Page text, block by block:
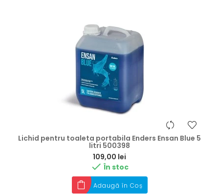
Lichid pentru toaleta portabila Enders Ensan Blue 5
litri 500398
109,00 lei
 În stoc
Adaugă în Coș